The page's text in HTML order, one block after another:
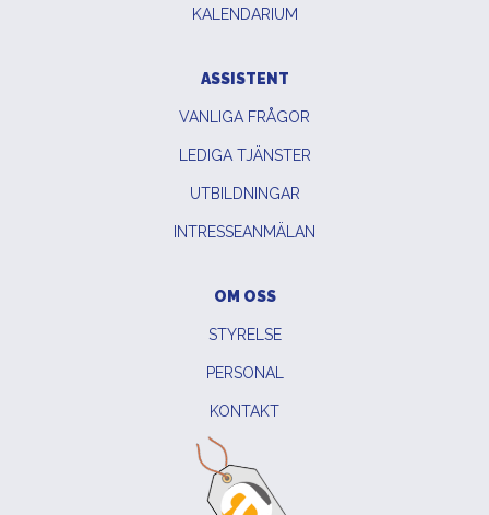
KALENDARIUM
ASSISTENT
VANLIGA FRÅGOR
LEDIGA TJÄNSTER
UTBILDNINGAR
INTRESSEANMÄLAN
OM OSS
STYRELSE
PERSONAL
KONTAKT